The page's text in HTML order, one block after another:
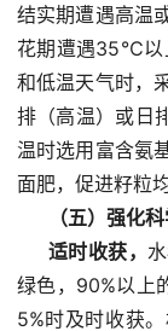
结实期遭遇高温
花期遭遇35℃以
和低温天气时，
排（高温）或日
温时选用富含氨
面肥，促进籽粒
（五）强化科
适时收获，
绿色，90%以上
5%时及时收获